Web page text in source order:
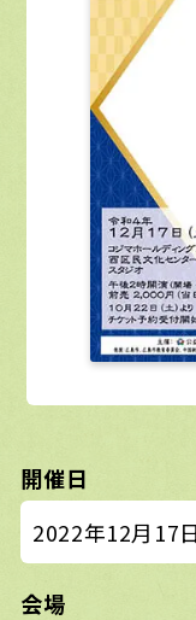
開催日
2022年12月17
会場